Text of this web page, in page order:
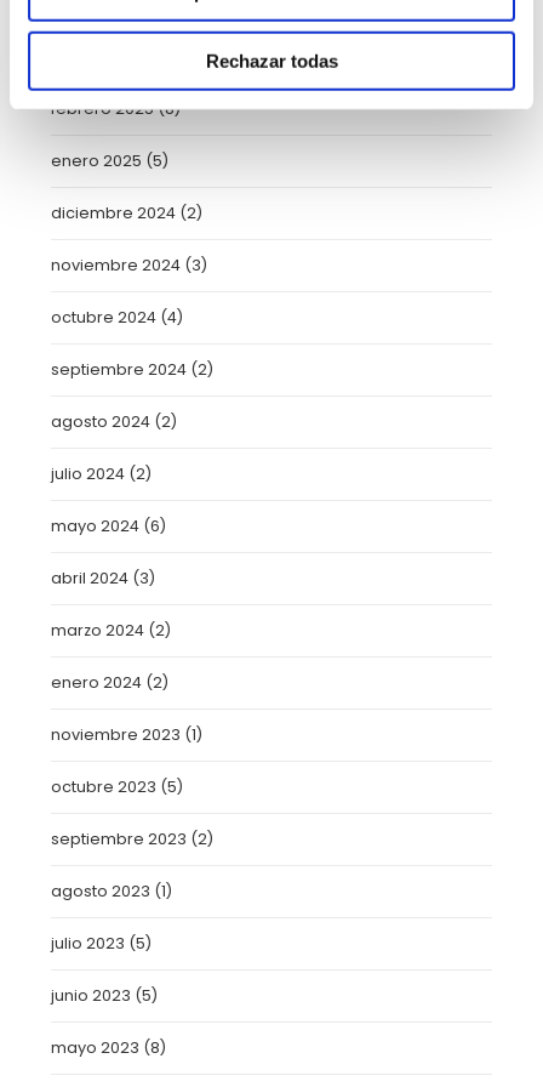
Rechazar todas
febrero 2025(8)
enero 2025 (5)
diciembre 2024 (2)
noviembre 2024 (3)
octubre 2024 (4)
septiembre 2024 (2)
agosto 2024 (2)
julio 2024 (2)
mayo 2024 (6)
abril 2024 (3)
marzo 2024 (2)
enero 2024 (2)
noviembre 2023 (1)
octubre 2023 (5)
septiembre 2023 (2)
agosto 2023 (1)
julio 2023 (5)
junio 2023 (5)
mayo 2023 (8)